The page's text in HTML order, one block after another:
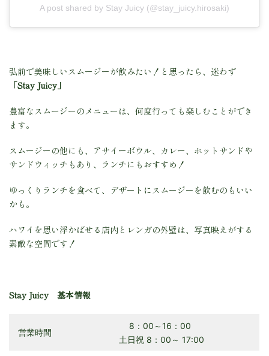
A post shared by Stay Juicy (@stay_juicy.hirosaki)
弘前で美味しいスムージーが飲みたい！と思ったら、迷わず
「Stay Juicy」
豊富なスムージーのメニューは、何度行っても楽しむことができ
ます。
スムージーの他にも、アサイーボウル、カレー、ホットサンドや
サンドウィッチもあり、ランチにもおすすめ！
ゆっくりランチを食べて、デザートにスムージーを飲むのもいい
かも。
ハワイを思い浮かばせる店内とレンガの外壁は、写真映えがする
素敵な空間です！
Stay Juicy 基本情報
営業時間
8：00～16：00
土日祝 8：00～ 17:00